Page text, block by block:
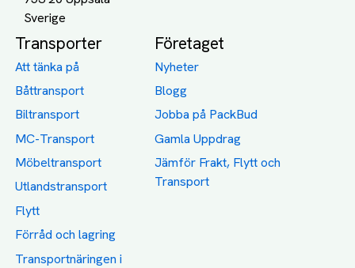
Transporter
Att tänka på
Båttransport
Biltransport
MC-Transport
Möbeltransport
Utlandstransport
Flytt
Förråd och lagring
Transportnäringen i
Företaget
Nyheter
Blogg
Jobba på PackBud
Gamla Uppdrag
Jämför Frakt, Flytt och
Transport